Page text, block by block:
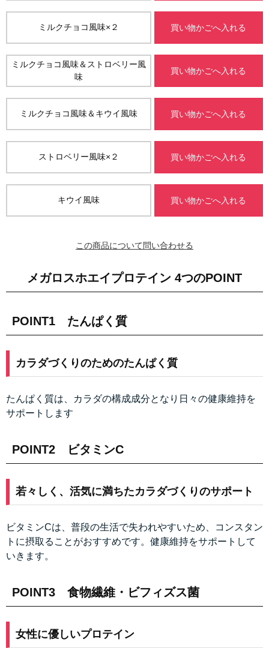
ミルクチョコ風味×２ 買い物かごへ入れる
ミルクチョコ風味＆ストロベリー風
味
買い物かごへ入れる
ミルクチョコ風味＆キウイ風味 買い物かごへ入れる
ストロベリー風味×２ 買い物かごへ入れる
キウイ風味 買い物かごへ入れる
この商品について問い合わせる
メガロスホエイプロテイン 4つのPOINT
POINT1 たんぱく質
カラダづくりのためのたんぱく質
たんぱく質は、カラダの構成成分となり日々の健康維持を
サポートします
POINT2 ビタミンC
若々しく、活気に満ちたカラダづくりのサポート
ビタミンCは、普段の生活で失われやすいため、コンスタン
トに摂取ることがおすすめです。健康維持をサポートして
いきます。
POINT3 食物繊維・ビフィズス菌
女性に優しいプロテイン